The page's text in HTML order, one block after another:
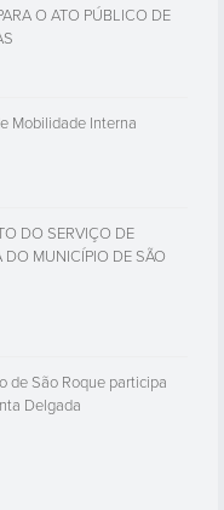
O ATO PÚBLICO DE
Mobilidade Interna
DO SERVIÇO DE
DO MUNICÍPIO DE SÃO
de São Roque participa
Delgada